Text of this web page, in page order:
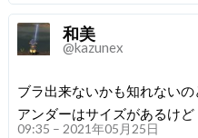
和美
@kazunex
ブラ出来ないかも知れない
アンダーはサイズがあるけど
09:35 – 2021年05月25日